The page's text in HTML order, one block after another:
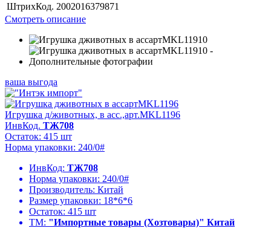
ШтрихКод. 2002016379871
Смотреть описание
ваша выгода
Игрушка д/животных, в асс.,арт.MKL1196
ИнвКод. ТЖ708
Остаток: 415 шт
Норма упаковки: 240/0#
ИнвКод: ТЖ708
Норма упаковки: 240/0#
Производитель: Китай
Размер упаковки: 18*6*6
Остаток: 415 шт
ТМ: "Импортные товары (Хозтовары)" Китай